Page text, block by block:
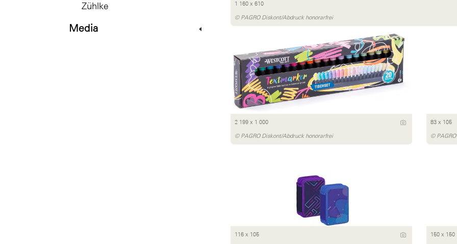
Zühlke
Media
1 160 x 610
© PAGRO Diskont/Abdruck honorarfrei
2 199 x 1 000
© PAGRO Diskont/Abdruck honorarfrei
83 x 105
©
116 x 105 150 x 150